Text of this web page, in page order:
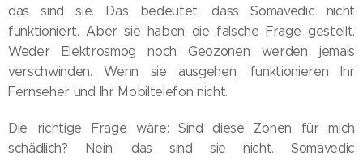
das sind sie. Das bedeutet, dass Somavedic nicht
funktioniert. Aber sie haben die falsche Frage gestellt.
Weder Elektrosmog noch Geozonen werden jemals
verschwinden. Wenn sie ausgehen, funktionieren Ihr
Fernseher und Ihr Mobiltelefon nicht.
Die richtige Frage wäre: Sind diese Zonen für mich
schädlich? Nein, das sind sie nicht. Somavedic